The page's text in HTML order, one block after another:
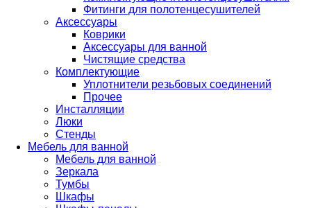
Фитинги для полотенцесушителей
Аксессуары
Коврики
Аксессуары для ванной
Чистящие средства
Комплектующие
Уплотнители резьбовых соединений
Прочее
Инсталляции
Люки
Стенды
Мебель для ванной
Мебель для ванной
Зеркала
Тумбы
Шкафы